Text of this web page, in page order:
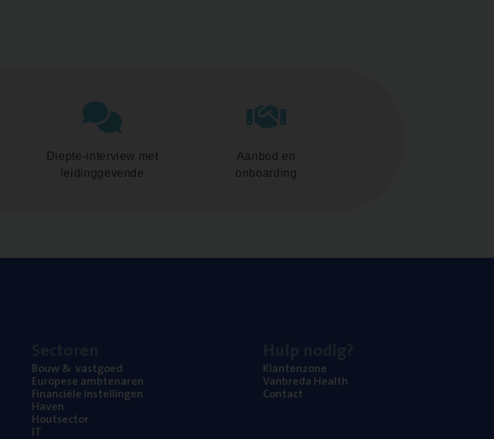
Diepte-interview met
leidinggevende
Aanbod en
onboarding
Bouw& vastgoed
Euro­pe­se ambtenaren
Finan­ci­ë­le instellingen
Haven
Hout­sec­tor
IT
Klan­ten­zo­ne
Van­b­re­da Health
Con­tact